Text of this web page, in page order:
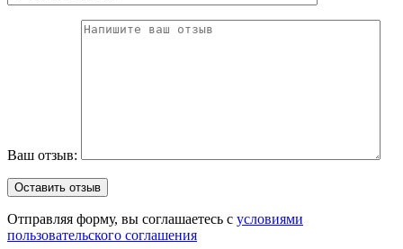
Ваш отзыв:
Отправляя форму, вы соглашаетесь с условиями
пользовательского соглашения